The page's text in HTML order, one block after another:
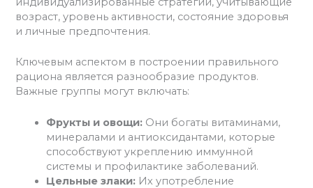
возраст, уровень активности, состояние здоровья
и личные предпочтения.
Ключевым аспектом в построении правильного
рациона является разнообразие продуктов.
Важные группы могут включать:
Фрукты и овощи: Они богаты витаминами,
минералами и антиоксидантами, которые
способствуют укреплению иммунной
системы и профилактике заболеваний.
Цельные злаки: Их употребление